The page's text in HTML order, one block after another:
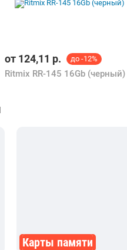
от 124,11 р. до -12%
Ritmix RR-145 16Gb (черный)
Карты памяти